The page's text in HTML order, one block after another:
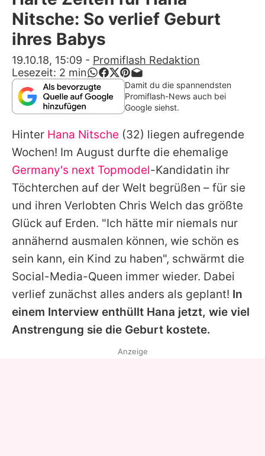
Alle Themen auf Promiflash
App runterladen
Team
Redaktionelle Richtlinien
Impressum
Datenschutzerklärung
Nutzungsbedingungen
Utiq verwalten
Nitsche: So verlief Geburt
ihres Babys
19.10.18, 15:09 - Promiflash Redaktion
Lesezeit: 2 min
Damit du die spannendsten
Promiflash-News auch bei
Google siehst.
Hinter Hana Nitsche (32) liegen aufregende
Wochen! Im August durfte die ehemalige
Germany's next Topmodel-Kandidatin ihr
Töchterchen auf der Welt begrüßen – für sie
und ihren Verlobten Chris Welch das größte
Glück auf Erden. "Ich hätte mir niemals nur
annähernd ausmalen können, wie schön es
sein kann, ein Kind zu haben", schwärmt die
Social-Media-Queen immer wieder. Dabei
verlief zunächst alles anders als geplant! In
einem Interview enthüllt Hana jetzt, wie viel
Anstrengung sie die Geburt kostete.
Anzeige